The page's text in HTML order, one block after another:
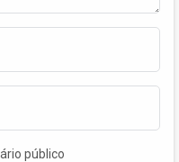
público